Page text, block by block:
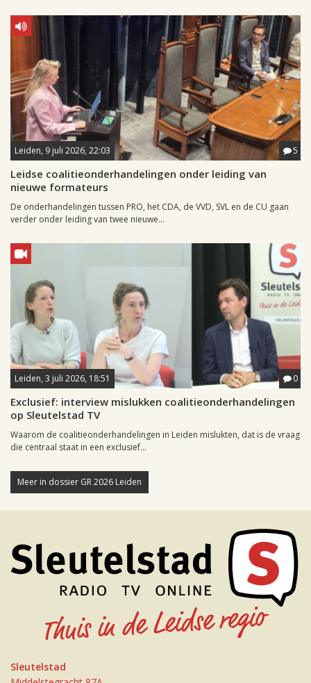
Leiden, 9 juli 2026, 22:03 5
Leidse coalitieonderhandelingen onder leiding van
nieuwe formateurs
De onderhandelingen tussen PRO, het CDA, de VVD, SVL en de CU gaan
verder onder leiding van twee nieuwe...
Leiden, 3 juli 2026, 18:51 0
Exclusief: interview mislukken coalitieonderhandelingen
op Sleutelstad TV
Waarom de coalitieonderhandelingen in Leiden mislukten, dat is de vraag
die centraal staat in een exclusief...
Meer in dossier GR 2026 Leiden
Sleutelstad